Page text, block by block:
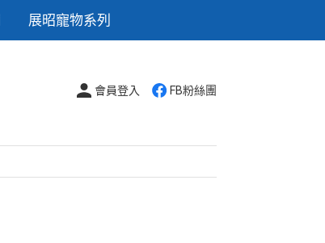
展昭寵物系列
會員登入 FB粉絲團